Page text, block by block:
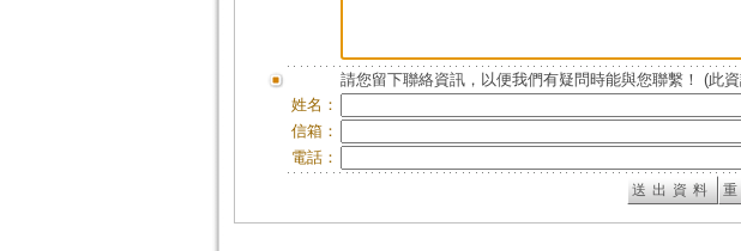
請您留下聯絡資訊，以便我們有疑問時能與您聯繫！ (此
姓名：
信箱：
電話：